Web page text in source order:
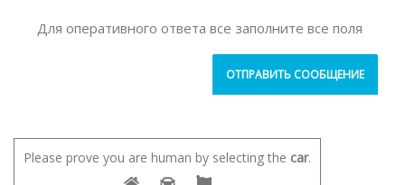
Для оперативного ответа все заполните все поля
Please prove you are human by selecting the car.